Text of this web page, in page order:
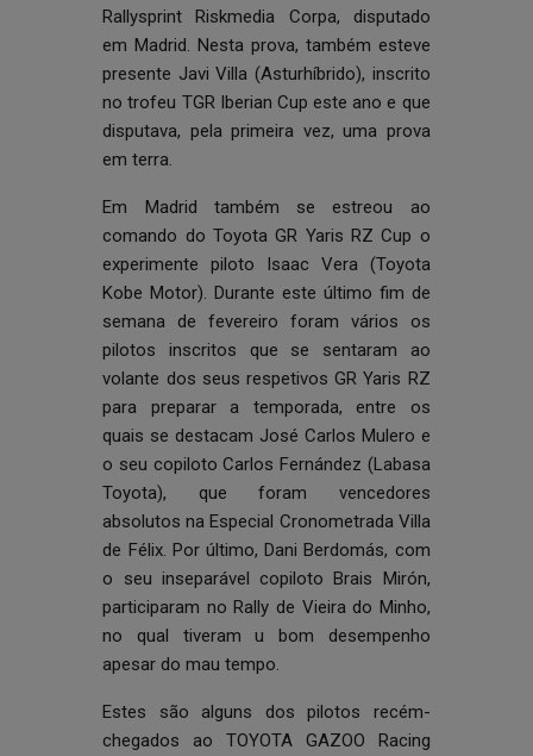
Rallysprint Riskmedia Corpa, disputado
em Madrid. Nesta prova, também esteve
presente Javi Villa (Asturhíbrido), inscrito
no trofeu TGR Iberian Cup este ano e que
disputava, pela primeira vez, uma prova
em terra.
Em Madrid também se estreou ao
comando do Toyota GR Yaris RZ Cup o
experimente piloto Isaac Vera (Toyota
Kobe Motor). Durante este último fim de
semana de fevereiro foram vários os
pilotos inscritos que se sentaram ao
volante dos seus respetivos GR Yaris RZ
para preparar a temporada, entre os
quais se destacam José Carlos Mulero e
o seu copiloto Carlos Fernández (Labasa
Toyota), que foram vencedores
absolutos na Especial Cronometrada Villa
de Félix. Por último, Dani Berdomás, com
o seu inseparável copiloto Brais Mirón,
participaram no Rally de Vieira do Minho,
no qual tiveram u bom desempenho
apesar do mau tempo.
Estes são alguns dos pilotos recém-
chegados ao TOYOTA GAZOO Racing